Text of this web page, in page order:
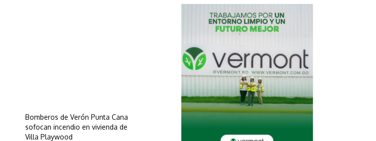
Bomberos de Verón Punta Cana
sofocan incendio en vivienda de
Villa Playwood